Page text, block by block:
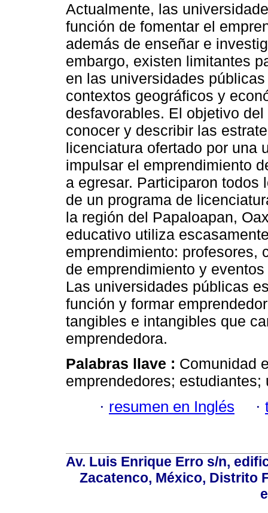
Actualmente, las
función de fomentar el
además de enseñar e
embargo, existen limitantes
en las universidades
contextos geográficos y
desfavorables. El objetivo
conocer y describir las
licenciatura ofertado por una
impulsar el emprendimiento
a egresar. Participaron todos
de un programa de
la región del Papaloapan,
educativo utiliza
emprendimiento: profesores,
de emprendimiento y
Las universidades públicas
función y formar
tangibles e intangibles que
emprendedora.
Palabras llave : Comunidad
emprendedores; estudiantes;
· resumen en Inglés ·
Av. Luis Enrique Erro s/n,
Zacatenco, México, Distrito